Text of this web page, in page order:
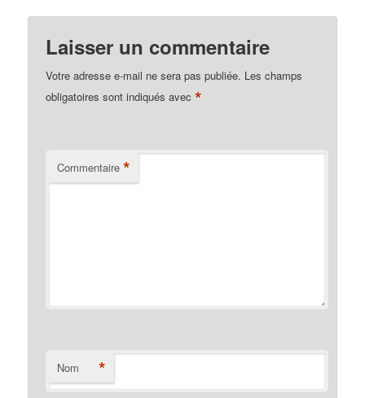
Laisser un commentaire
Votre adresse e-mail ne sera pas publiée. Les champs
obligatoires sont indiqués avec*
Commentaire *
Nom *